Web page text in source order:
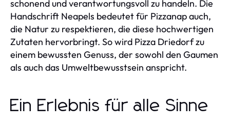
schonend und verantwortungsvoll zu handeln. Die
Handschrift Neapels bedeutet für Pizzanap auch,
die Natur zu respektieren, die diese hochwertigen
Zutaten hervorbringt. So wird Pizza Driedorf zu
einem bewussten Genuss, der sowohl den Gaumen
als auch das Umweltbewusstsein anspricht.
Ein Erlebnis für alle Sinne